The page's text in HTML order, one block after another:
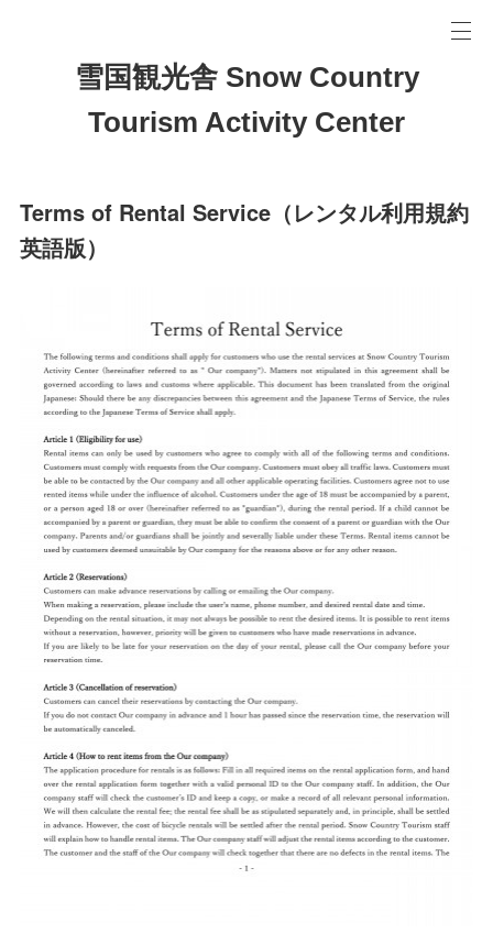
雪国観光舎 Snow Country
Tourism Activity Center
Terms of Rental Service（レンタル利用規約
英語版）